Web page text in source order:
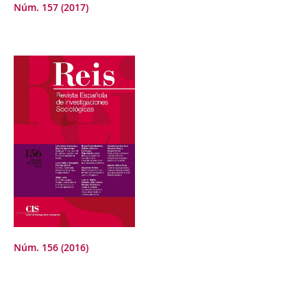
Núm. 157 (2017)
Núm. 156 (2016)